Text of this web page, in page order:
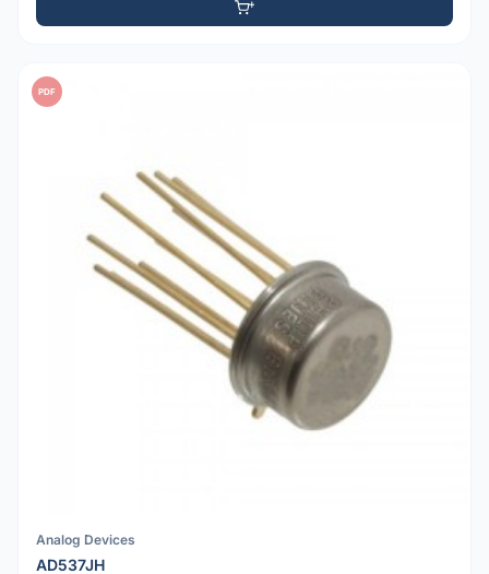
PDF
Analog Devices
AD537JH